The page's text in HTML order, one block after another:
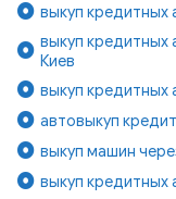
выкуп кредитных
выкуп
Киев
выкуп кредитных
автовыкуп
выкуп машин
выкуп кредитных